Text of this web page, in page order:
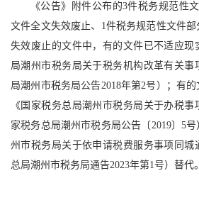
《公告》附件公布的3件税务规范性
文件全文失效废止、1件税务规范性文件
失效废止的文件中，有的文件已不适应现
局潮州市税务局关于税务机构改革有关事
局潮州市税务局公告2018年第2号）；有
《国家税务总局潮州市税务局关于办税
家税务总局潮州市税务局公告〔2019〕5
州市税务局关于依申请税费服务事项同城
总局潮州市税务局通告2023年第1号）替代。